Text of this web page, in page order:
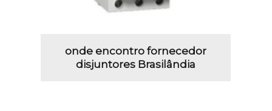
onde encontro fornecedor
disjuntores Brasilândia